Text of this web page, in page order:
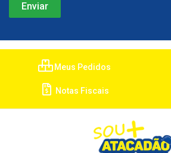
Meus Pedidos
Notas Fiscais